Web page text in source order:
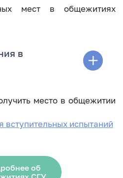
мест в общежитиях
в
место в общежитии
вступительных испытаний
об
СГУ